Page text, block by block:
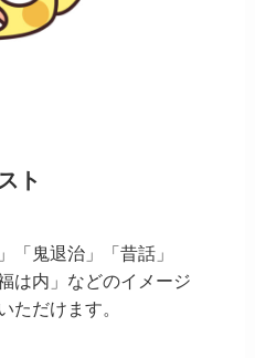
ト
「鬼退治」「昔話」
は内」などのイメージ
ただけます。